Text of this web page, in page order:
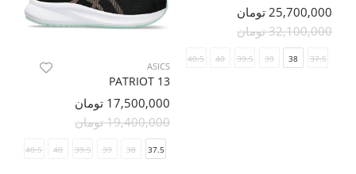
25,700,000 تومان
32,100,000 تومان
37.5
38
39
39.5
40
40.5
ASICS
PATRIOT 13
17,500,000 تومان
19,400,000 تومان
37.5
38
39
39.5
40
40.5